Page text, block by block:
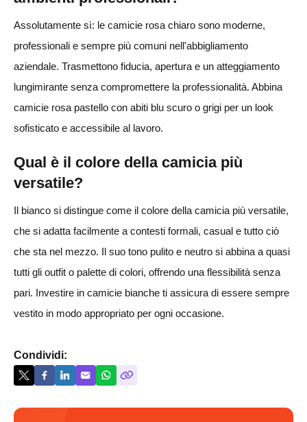
Assolutamente sì: le camicie rosa chiaro sono moderne,
professionali e sempre più comuni nell'abbigliamento
aziendale. Trasmettono fiducia, apertura e un atteggiamento
lungimirante senza compromettere la professionalità. Abbina
camicie rosa pastello con abiti blu scuro o grigi per un look
sofisticato e accessibile al lavoro.
Qual è il colore della camicia più
versatile?
Il bianco si distingue come il colore della camicia più versatile,
che si adatta facilmente a contesti formali, casual e tutto ciò
che sta nel mezzo. Il suo tono pulito e neutro si abbina a quasi
tutti gli outfit o palette di colori, offrendo una flessibilità senza
pari. Investire in camicie bianche ti assicura di essere sempre
vestito in modo appropriato per ogni occasione.
Condividi: